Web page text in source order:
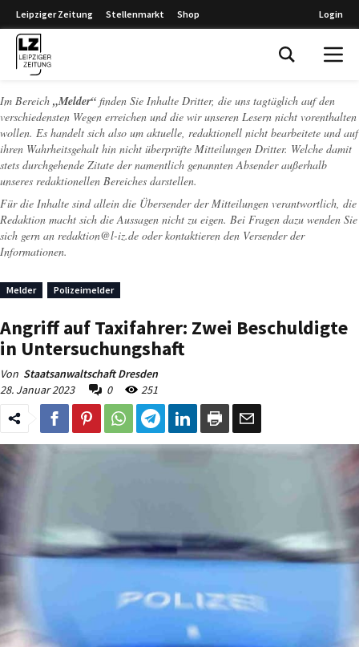
Leipziger Zeitung Stellenmarkt Shop Login
Im Bereich „Melder“ finden Sie Inhalte Dritter, die uns tagtäglich auf den
verschiedensten Wegen erreichen und die wir unseren Lesern nicht vorenthalten
wollen. Es handelt sich also um aktuelle, redaktionell nicht bearbeitete und auf
ihren Wahrheitsgehalt hin nicht überprüfte Mitteilungen Dritter. Welche damit
stets durchgehende Zitate der namentlich genannten Absender außerhalb
unseres redaktionellen Bereiches darstellen.
Für die Inhalte sind allein die Übersender der Mitteilungen verantwortlich, die
Redaktion macht sich die Aussagen nicht zu eigen. Bei Fragen dazu wenden Sie
sich gern an redaktion@l-iz.de oder kontaktieren den Versender der
Informationen.
Melder Polizeimelder
Angriff auf Taxifahrer: Zwei Beschuldigte
in Untersuchungshaft
Von Staatsanwaltschaft Dresden
28. Januar 2023
0 251